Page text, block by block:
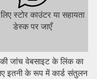
स्टोर काउंटर या सहायता
डेस्क पर जाएँ
की जांच वेबसाइट के लिंक का
इतनी के रूप में कार्ड संतुलन